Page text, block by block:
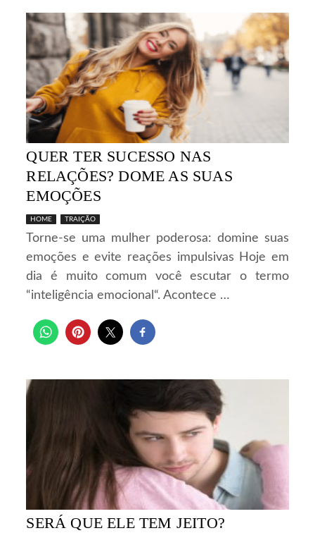
QUER TER SUCESSO NAS
RELAÇÕES? DOME AS SUAS
EMOÇÕES
HOME TRAIÇÃO
Torne-se uma mulher poderosa: domine suas
emoções e evite reações impulsivas Hoje em
dia é muito comum você escutar o termo
“inteligência emocional“. Acontece …
SERÁ QUE ELE TEM JEITO?